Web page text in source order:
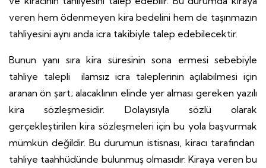
veren hem ödenmeyen kira bedelini hem de taşınmazın
tahliyesini aynı anda icra takibiyle talep edebilecektir.
Bunun yanı sıra kira süresinin sona ermesi sebebiyle
tahliye talepli ilamsız icra taleplerinin açılabilmesi için
aranan ön şart; alacaklının elinde yer alması gereken yazılı
kira sözleşmesidir. Dolayısıyla sözlü olarak
gerçekleştirilen kira sözleşmeleri için bu yola başvurmak
mümkün değildir. Bu durumun istisnası, kiracı tarafından
tahliye taahhüdünde bulunmuş olmasıdır. Kiraya veren bu